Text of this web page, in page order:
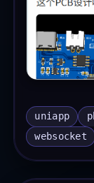
uniapp
websocket